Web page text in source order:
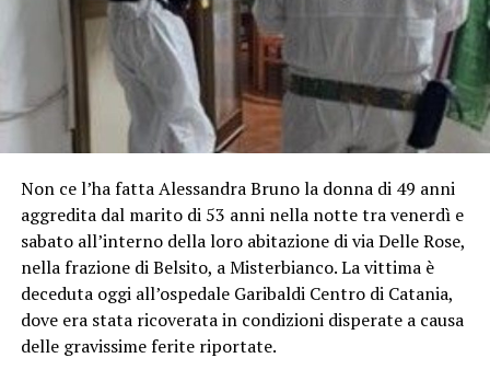
Non ce l’ha fatta Alessandra Bruno la donna di 49 anni
aggredita dal marito di 53 anni nella notte tra venerdì e
sabato all’interno della loro abitazione di via Delle Rose,
nella frazione di Belsito, a Misterbianco. La vittima è
deceduta oggi all’ospedale Garibaldi Centro di Catania,
dove era stata ricoverata in condizioni disperate a causa
delle gravissime ferite riportate.